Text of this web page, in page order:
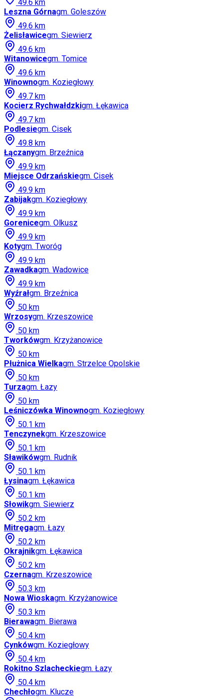
49.6 km
Leszna Górnagm. Goleszów
49.6 km
Żelisławicegm. Siewierz
49.6 km
Witanowicegm. Tomice
49.6 km
Winownogm. Koziegłowy
49.7 km
Kocierz Rychwałdzkigm. Łękawica
49.7 km
Podlesiegm. Cisek
49.8 km
Łączanygm. Brzeźnica
49.9 km
Miejsce Odrzańskiegm. Cisek
49.9 km
Zabijakgm. Koziegłowy
49.9 km
Gorenicegm. Olkusz
49.9 km
Kotygm. Tworóg
49.9 km
Zawadkagm. Wadowice
49.9 km
Wyźrałgm. Brzeźnica
50 km
Wrzosygm. Krzeszowice
50 km
Tworkówgm. Krzyżanowice
50 km
Płużnica Wielkagm. Strzelce Opolskie
50 km
Turzagm. Łazy
50 km
Leśniczówka Winownogm. Koziegłowy
50.1 km
Tenczynekgm. Krzeszowice
50.1 km
Sławikówgm. Rudnik
50.1 km
Łysinagm. Łękawica
50.1 km
Słowikgm. Siewierz
50.2 km
Mitręgagm. Łazy
50.2 km
Okrajnikgm. Łękawica
50.2 km
Czernagm. Krzeszowice
50.3 km
Nowa Wioskagm. Krzyżanowice
50.3 km
Bierawagm. Bierawa
50.4 km
Cynkówgm. Koziegłowy
50.4 km
Rokitno Szlacheckiegm. Łazy
50.4 km
Chechłogm. Klucze